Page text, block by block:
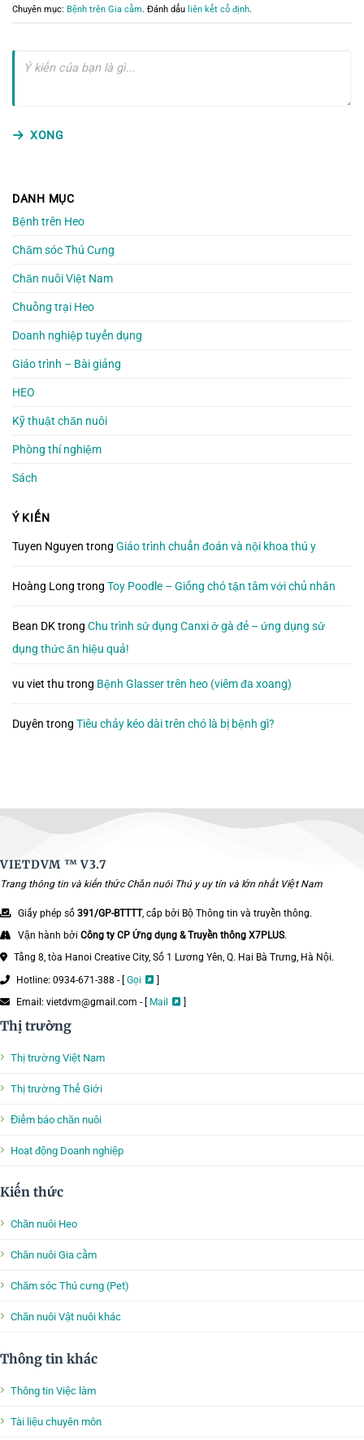
Chuyên mục: Bệnh trên Gia cầm. Đánh dấu liên kết cố định.
XONG
DANH MỤC
Bệnh trên Heo
Chăm sóc Thú Cưng
Chăn nuôi Việt Nam
Chuồng trại Heo
Doanh nghiệp tuyển dụng
Giáo trình – Bài giảng
HEO
Kỹ thuật chăn nuôi
Phòng thí nghiệm
Sách
Ý KIẾN
Tuyen Nguyen trong Giáo trình chuẩn đoán và nội khoa thú y
Hoàng Long trong Toy Poodle – Giống chó tận tâm với chủ nhân
Bean DKtrong Chu trình sử dụng Canxi ở gà đẻ – ứng dụng sử
dụng thức ăn hiệu quả!
vu viet thu trong Bệnh Glasser trên heo (viêm đa xoang)
Duyên trong Tiêu chảy kéo dài trên chó là bị bệnh gì?
VIETDVM ™V3.7
Trang thông tin và kiến thức Chăn nuôi Thú y uy tín và lớn nhất Việt Nam
Giấy phép số 391/GP-BTTTT, cấp bởi Bộ Thông tin và truyền thông.
Vận hành bởi Công ty CP Ứng dụng & Truyền thông X7PLUS.
Tầng 8, tòa Hanoi Creative City, Số 1 Lương Yên, Q. Hai Bà Trưng, Hà Nội.
Hotline: 0934-671-388 - [ Gọi
]
Email: vietdvm@gmail.com - [ Mail ]
Thị trường
Thị trường Việt Nam
Thị trường Thế Giới
Điểm báo chăn nuôi
Hoạt động Doanh nghiệp
Kiến thức
Chăn nuôi Heo
Chăn nuôi Gia cầm
Chăm sóc Thú cưng (Pet)
Chăn nuôi Vật nuôi khác
Thông tin khác
Thông tin Việc làm
Tài liệu chuyên môn